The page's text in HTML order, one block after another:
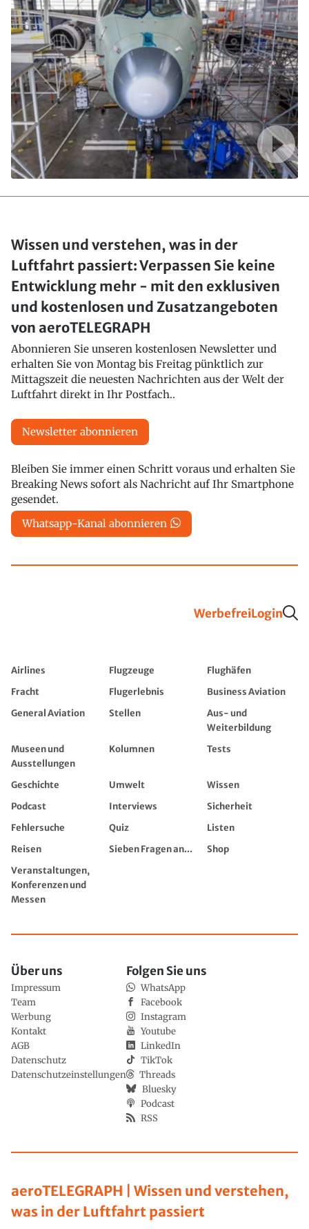
Wissen und verstehen, was in der
Luftfahrt passiert: Verpassen Sie keine
Entwicklung mehr - mit den exklusiven
und kostenlosen und Zusatzangeboten
von aeroTELEGRAPH
Abonnieren Sie unseren kostenlosen Newsletter und
erhalten Sie von Montag bis Freitag pünktlich zur
Mittagszeit die neuesten Nachrichten aus der Welt der
Luftfahrt direkt in Ihr Postfach..
Newsletter abonnieren
Bleiben Sie immer einen Schritt voraus und erhalten Sie
Breaking News sofort als Nachricht auf Ihr Smartphone
gesendet.
Whatsapp-Kanal abonnieren
WerbefreiLogin
Airlines Flugzeuge
Flughäfen
Fracht
Flugerlebnis
Business Aviation
General Aviation
Stellen
Aus- und
Weiterbildung
Museen und
Ausstellungen
Kolumnen Tests
Geschichte Umwelt
Wissen
Podcast
Interviews
Sicherheit
Fehlersuche
Quiz
Listen
Reisen
Sieben Fragen an...
Shop
Veranstaltungen,
Konferenzen und
Messen
aeroTELEGRAPH | Wissen und verstehen,
was in der Luftfahrt passiert
Über uns
Impressum
Team
Werbung
Kontakt
AGB
Datenschutz
Datenschutzeinstellungen
Folgen Sie uns
WhatsApp
Facebook
Instagram
Youtube
LinkedIn
TikTok
Threads
Bluesky
Podcast
RSS